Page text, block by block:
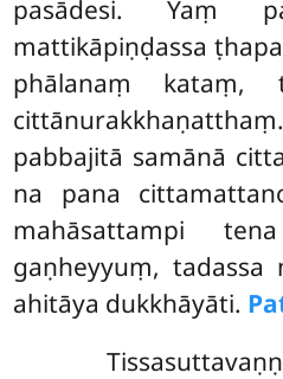
pasādesi. Yaṃ
mattikāpiṇḍassa
phālanaṃ kataṃ,
pabbajitā samānā
na pana
mahāsattampi
gaṇheyyuṃ, tadassa
ahitāya dukkhāyāti.